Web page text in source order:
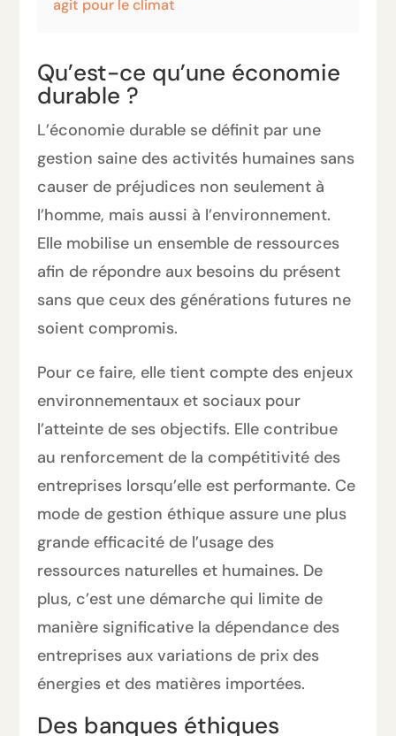
agit pour le climat
Qu’est-ce qu’une économie
durable ?
L’économie durable se définit par une
gestion saine des activités humaines sans
causer de préjudices non seulement à
l’homme, mais aussi à l’environnement.
Elle mobilise un ensemble de ressources
afin de répondre aux besoins du présent
sans que ceux des générations futures ne
soient compromis.
Pour ce faire, elle tient compte des enjeux
environnementaux et sociaux pour
l’atteinte de ses objectifs. Elle contribue
au renforcement de la compétitivité des
entreprises lorsqu’elle est performante. Ce
mode de gestion éthique assure une plus
grande efficacité de l’usage des
ressources naturelles et humaines. De
plus, c’est une démarche qui limite de
manière significative la dépendance des
entreprises aux variations de prix des
énergies et des matières importées.
Des banques éthiques